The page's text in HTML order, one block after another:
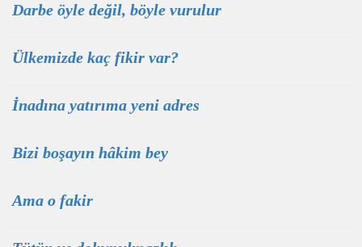
Darbe öyle değil, böyle vurulur
Ülkemizde kaç fikir var?
İnadına yatırıma yeni adres
Bizi boşayın hâkim bey
Ama o fakir